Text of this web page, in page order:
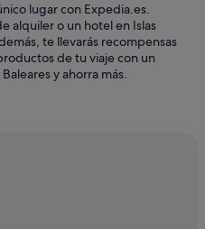
lugar con Expedia.es.
alquiler o un hotel en Islas
te llevarás recompensas
de tu viaje con un
y ahorra más.